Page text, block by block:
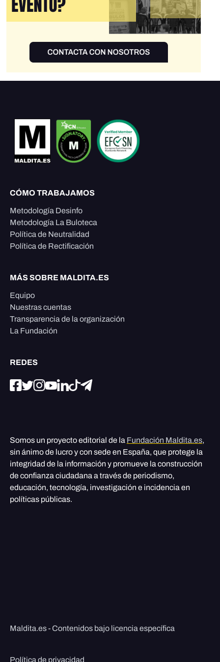
CÓMO TRABAJAMOS
Metodología Desinfo
Metodología La Buloteca
Política de Neutralidad
Política de Rectificación
MÁS SOBRE MALDITA.ES
Equipo
Nuestras cuentas
Transparencia de la organización
La Fundación
REDES
Somos un proyecto editorial de la Fundación Maldita.es,
sin ánimo de lucro y con sede en España, que protege la
integridad de la información y promueve la construcción
de confianza ciudadana a través de periodismo,
educación, tecnología, investigación e incidencia en
políticas públicas.
Maldita.es - Contenidos bajo licencia específica
Política de privacidad